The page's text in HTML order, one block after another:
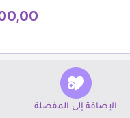
الإضافة إلى المفضلة